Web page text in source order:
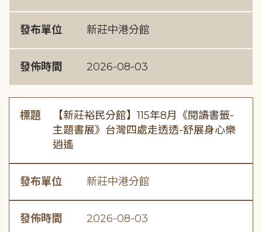
發布單位 新莊中港分館
發佈時間 2026-08-03
標題
【新莊裕民分館】115年8月《閱讀書籤-
主題書展》台灣四處走透透-舒展身心樂
逍遙
發布單位 新莊中港分館
發佈時間 2026-08-03